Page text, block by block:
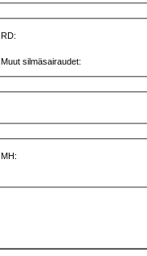
RD:
Muut silmäsairaudet:
MH: